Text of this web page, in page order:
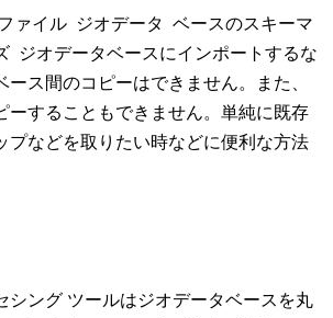
ァイル ジオデータ ベースのスキーマ
ジオデータベースにインポートするな
ース間のコピーはできません。また、
ーすることもできません。単純に既存
プなどを取りたい時などに便利な方法
シング ツールはジオデータベースを丸